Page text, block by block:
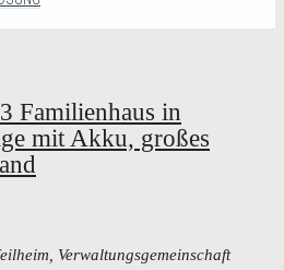
Familienhaus in
mit Akku, großes
Verwaltungsgemeinschaft